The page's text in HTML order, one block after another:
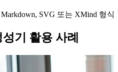
SVG 또는 XMind 형
기 활용 사례